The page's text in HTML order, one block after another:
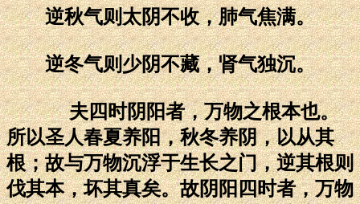
逆秋气则太阴不收，肺气焦满。
逆冬气则少阴不藏，肾气独沉。
夫四时阴阳者，万物之根本也。
所以圣人春夏养阳，秋冬养阴，以从其
根；故与万物沉浮于生长之门，逆其根则
伐其本，坏其真矣。故阴阳四时者，万物